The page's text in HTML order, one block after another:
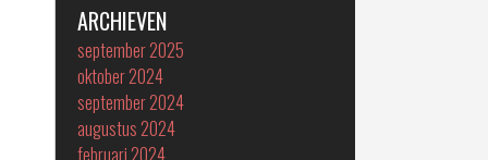
ARCHIEVEN
september 2025
oktober 2024
september 2024
augustus 2024
februari 2024